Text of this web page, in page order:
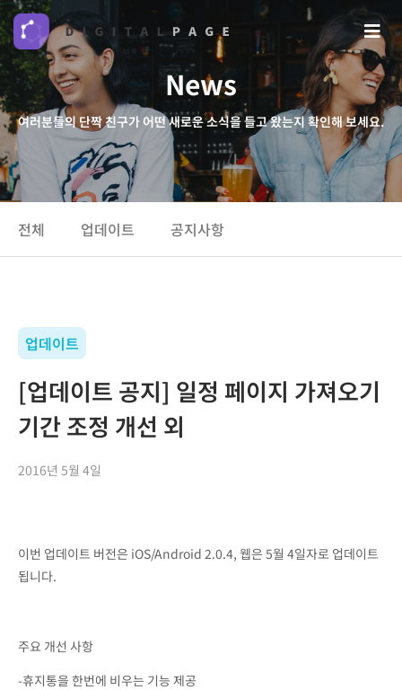
News
여러분들의 단짝 친구가 어떤 새로운 소식을 들고 왔는지 확인해 보세요.
전체 업데이트 공지사항
업데이트
[업데이트 공지] 일정 페이지 가져오기
기간 조정 개선 외
2016년 5월 4일
이번 업데이트 버전은 iOS/Android 2.0.4, 웹은 5월 4일자로 업데이트
됩니다.
주요 개선 사항
-휴지통을 한번에 비우는 기능 제공